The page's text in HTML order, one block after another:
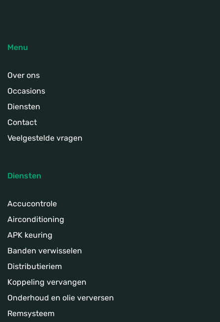
Menu
Over ons
Occasions
Diensten
Contact
Veelgestelde vragen
Diensten
Accucontrole
Airconditioning
APK keuring
Banden verwisselen
Distributieriem
Koppeling­ vervangen
Onderhoud en olie verversen
Remsysteem